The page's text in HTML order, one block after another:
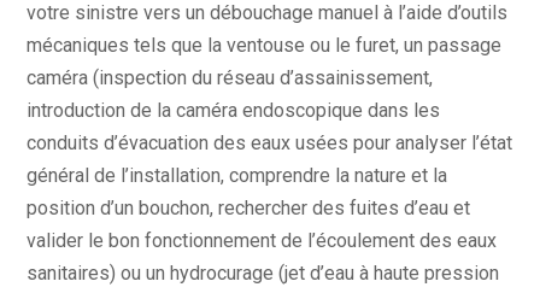
votre sinistre vers un débouchage manuel à l’aide d’outils
mécaniques tels que la ventouse ou le furet, un passage
caméra (inspection du réseau d’assainissement,
introduction de la caméra endoscopique dans les
conduits d’évacuation des eaux usées pour analyser l’état
général de l’installation, comprendre la nature et la
position d’un bouchon, rechercher des fuites d’eau et
valider le bon fonctionnement de l’écoulement des eaux
sanitaires) ou un hydrocurage (jet d’eau à haute pression